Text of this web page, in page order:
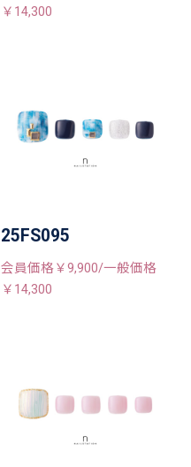
￥14,300
25FS095
会員価格￥9,900/一般価格
￥14,300